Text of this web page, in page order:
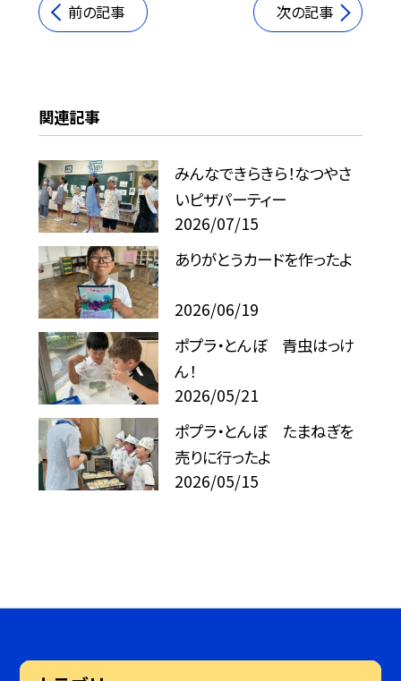
前の記事 次の記事
関連記事
みんなできらきら！なつやさ
いピザパーティー
2026/07/15
ありがとうカードを作ったよ
2026/06/19
ポプラ・とんぼ 青虫はっけ
ん！
2026/05/21
ポプラ・とんぼ たまねぎを
売りに行ったよ
2026/05/15